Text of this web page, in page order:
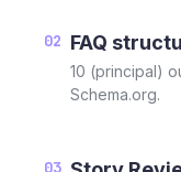
02 FAQ
10 (principal)
Schema.org.
03